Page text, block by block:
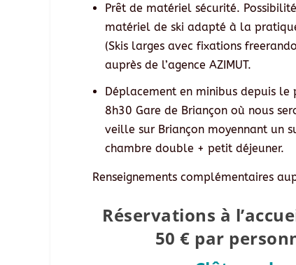
Prêt de matériel sécurité.
matériel de ski adapté à la
(Skis larges avec fixations
auprès de l’agence AZIMUT.
Déplacement en minibus depuis le
8h30 Gare de Briançon où nous
veille sur Briançon moyennant un
chambre double + petit déjeuner.
Renseignements complémentaires
Réservations à
50 € par